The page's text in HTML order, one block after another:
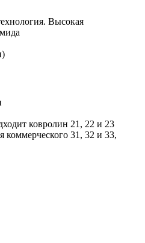
Высокая
ковролин 21, 22 и 23
коммерческого 31, 32 и 33,